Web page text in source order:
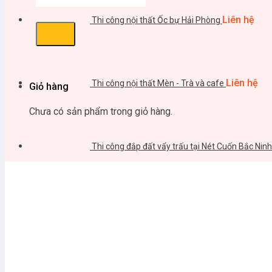
Giỏ hàng
Chưa có sản phẩm trong giỏ hàng.
Thi công nội thất Ốc bự Hải Phòng Liên hệ
Thi công nội thất Mèn - Trà và cafe Liên hệ
Thi công đắp đất vẩy trấu tại Nét Cuốn Bắc Ninh